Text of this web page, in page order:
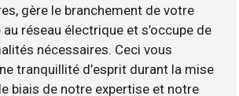
gère le branchement de votre
réseau électrique et s’occupe de
nécessaires. Ceci vous
tranquillité d’esprit durant la mise
biais de notre expertise et notre